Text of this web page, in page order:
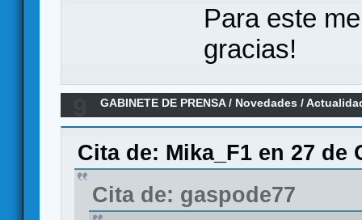
Para este
gracias!
GABINETE DE PRENSA/ Novedades /
Cita de: Mika_F1 en 27 de
Cita de: gaspode77